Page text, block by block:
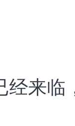
经来临